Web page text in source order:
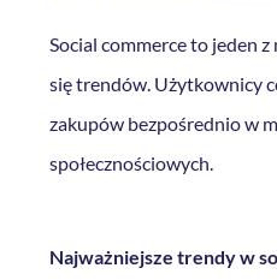
Social commerce to jeden
się trendów. Użytkownicy
zakupów bezpośrednio w
społecznościowych.
Najważniejsze trendy w